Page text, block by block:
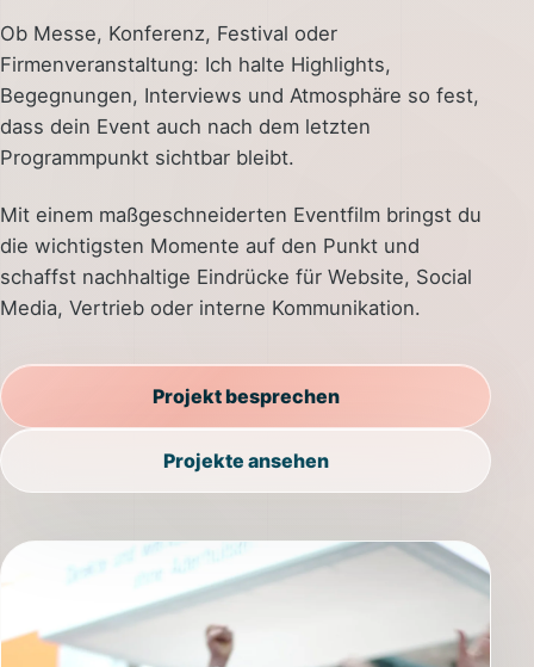
Ob Messe, Konferenz, Festival oder
Firmenveranstaltung: Ich halte Highlights,
Begegnungen, Interviews und Atmosphäre so fest,
dass dein Event auch nach dem letzten
Programmpunkt sichtbar bleibt.
Mit einem maßgeschneiderten Eventfilm bringst du
die wichtigsten Momente auf den Punkt und
schaffst nachhaltige Eindrücke für Website, Social
Media, Vertrieb oder interne Kommunikation.
Projekt besprechen
Projekte ansehen